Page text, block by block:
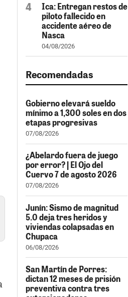
Ica: Entregan restos de
piloto fallecido en
accidente aéreo de
Nasca
04/08/2026
Recomendadas
Gobierno elevará sueldo
mínimo a 1,300 soles en dos
etapas progresivas
07/08/2026
¿Abelardo fuera de juego
por error? | El Ojo del
Cuervo 7 de agosto 2026
07/08/2026
Junín: Sismo de magnitud
5.0 deja tres heridos y
viviendas colapsadas en
Chupaca
06/08/2026
San Martín de Porres:
dictan 12 meses de prisión
preventiva contra tres